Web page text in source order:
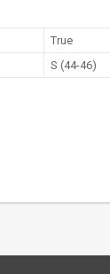
True
S (44-46)